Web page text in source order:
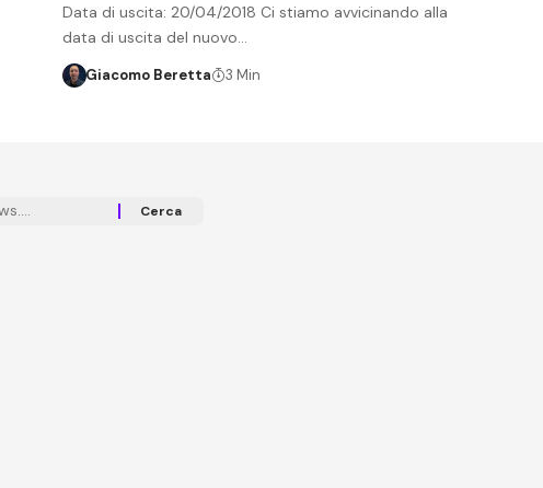
Data di uscita: 20/04/2018 Ci stiamo avvicinando alla
data di uscita del nuovo…
Giacomo Beretta 3 Min